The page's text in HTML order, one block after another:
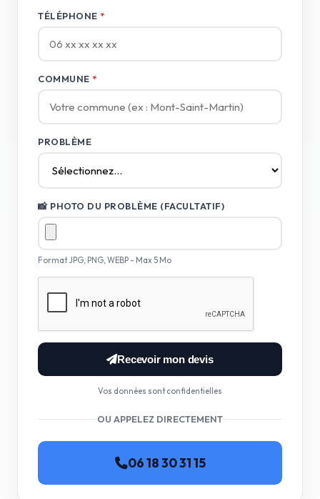
TÉLÉPHONE *
COMMUNE *
PROBLÈME
📸 PHOTO DU PROBLÈME (FACULTATIF)
Format JPG, PNG, WEBP - Max 5 Mo
Recevoir mon devis
Vos données sont confidentielles
OU APPELEZ DIRECTEMENT
06 18 30 31 15